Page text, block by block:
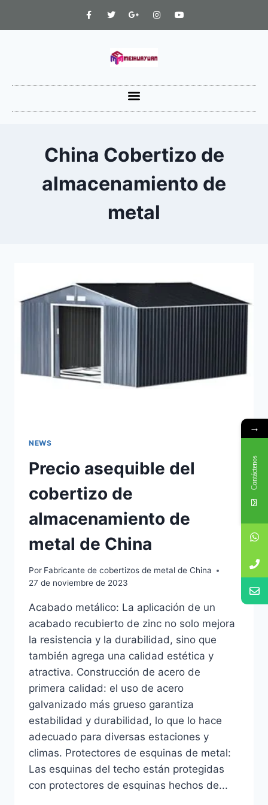
China Cobertizo de
almacenamiento de
metal
NEWS
Precio asequible del
cobertizo de
almacenamiento de
metal de China
Por Fabricante de cobertizos de metal de China
27 de noviembre de 2023
Acabado metálico: La aplicación de un
acabado recubierto de zinc no solo mejora
la resistencia y la durabilidad, sino que
también agrega una calidad estética y
atractiva. Construcción de acero de
primera calidad: el uso de acero
galvanizado más grueso garantiza
estabilidad y durabilidad, lo que lo hace
adecuado para diversas estaciones y
climas. Protectores de esquinas de metal:
Las esquinas del techo están protegidas
con protectores de esquinas hechos de...
→
Contáctenos